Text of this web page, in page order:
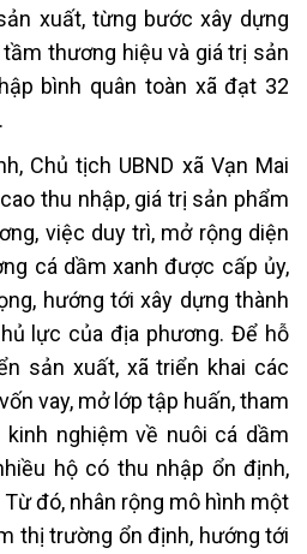
xuất, từng bước xây dựng
tầm thương hiệu và giá trị sản
bình quân toàn xã đạt 32
Chủ tịch UBND xã Vạn Mai
thu nhập, giá trị sản phẩm
việc duy trì, mở rộng diện
cá dầm xanh được cấp ủy,
hướng tới xây dựng thành
lực của địa phương. Để hỗ
sản xuất, xã triển khai các
vay, mở lớp tập huấn, tham
nghiệm về nuôi cá dầm
hộ có thu nhập ổn định,
đó, nhân rộng mô hình một
thị trường ổn định, hướng tới